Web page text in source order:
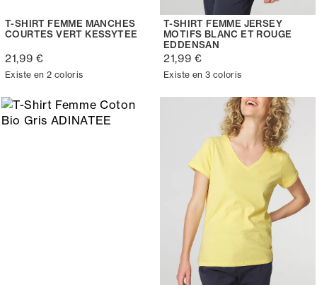
T-SHIRT FEMME MANCHES
COURTES VERT KESSYTEE
21,99 €
Existe en 2 coloris
T-SHIRT FEMME JERSEY
MOTIFS BLANC ET ROUGE
EDDENSAN
21,99 €
Existe en 3 coloris